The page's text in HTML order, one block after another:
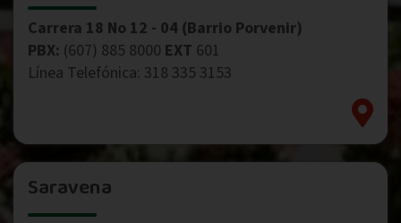
Carrera 18 No 12 - 04 (Barrio Porvenir)
PBX: (607) 885 8000 EXT 601
Línea Telefónica: 318 335 3153
Saravena